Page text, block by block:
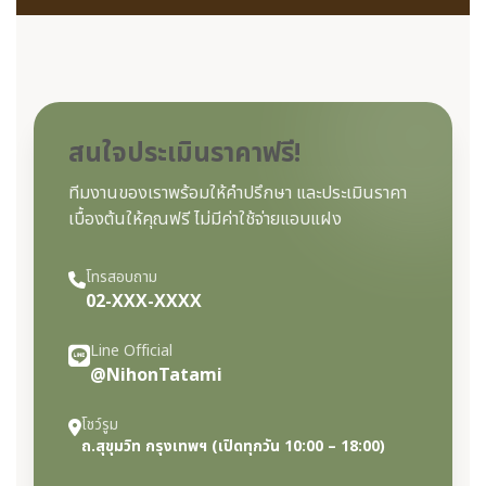
สนใจประเมินราคาฟรี!
ทีมงานของเราพร้อมให้คำปรึกษา และประเมินราคา
เบื้องต้นให้คุณฟรี ไม่มีค่าใช้จ่ายแอบแฝง
โทรสอบถาม
02-XXX-XXXX
Line Official
@NihonTatami
โชว์รูม
ถ.สุขุมวิท กรุงเทพฯ (เปิดทุกวัน 10:00 – 18:00)